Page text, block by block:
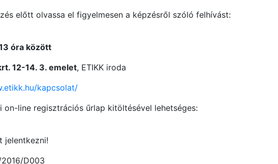
előtt olvassa el figyelmesen a képzésről szóló felhívást:
óra között
12-14. 3. emelet, ETIKK iroda
kapcsolat/
line regisztrációs űrlap kitöltésével lehetséges:
jelentkezni!
D003